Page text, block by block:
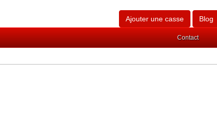
Ajouter une casse Blog
Contact